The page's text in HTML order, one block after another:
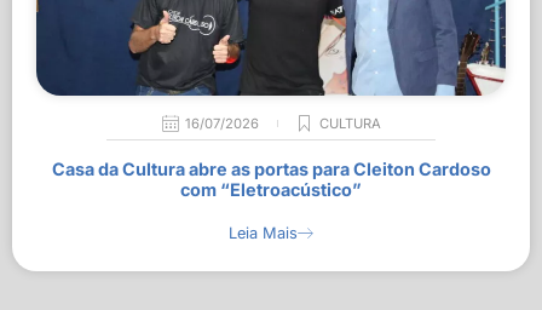
16/07/2026 CULTURA
Casa da Cultura abre as portas para Cleiton Cardoso
com “Eletroacústico”
Leia Mais